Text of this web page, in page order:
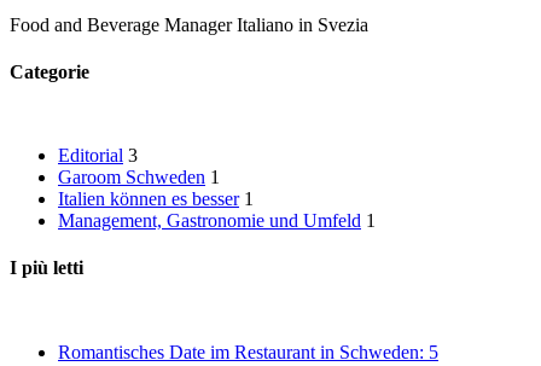
Food and Beverage Manager Italiano in Svezia
Categorie
Editorial 3
Garoom Schweden 1
Italien können es besser 1
Management, Gastronomie und Umfeld 1
I più letti
Romantisches Date im Restaurant in Schweden: 5